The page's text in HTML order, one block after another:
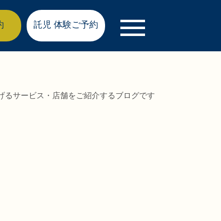
託児 体験ご予約
サービス・店舗をご紹介するブログです